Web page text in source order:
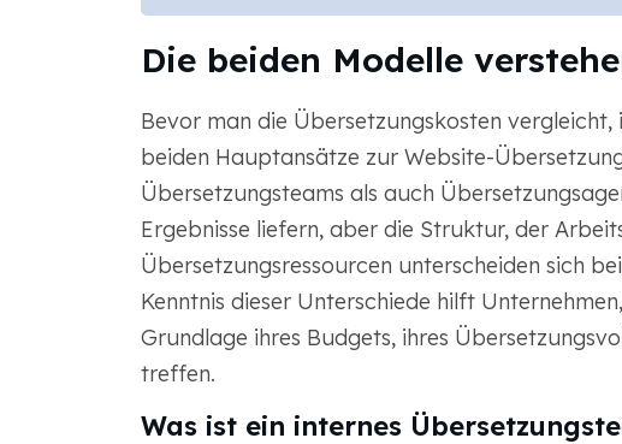
Die beiden Modelle
Bevor man die Übersetzungskosten vergleicht,
beiden Hauptansätze zur Website-
Übersetzungsteams als auch
Ergebnisse liefern, aber die Struktur, der
Übersetzungsressourcen unterscheiden sich
Kenntnis dieser Unterschiede hilft
Grundlage ihres Budgets, ihres
treffen.
Was ist ein internes